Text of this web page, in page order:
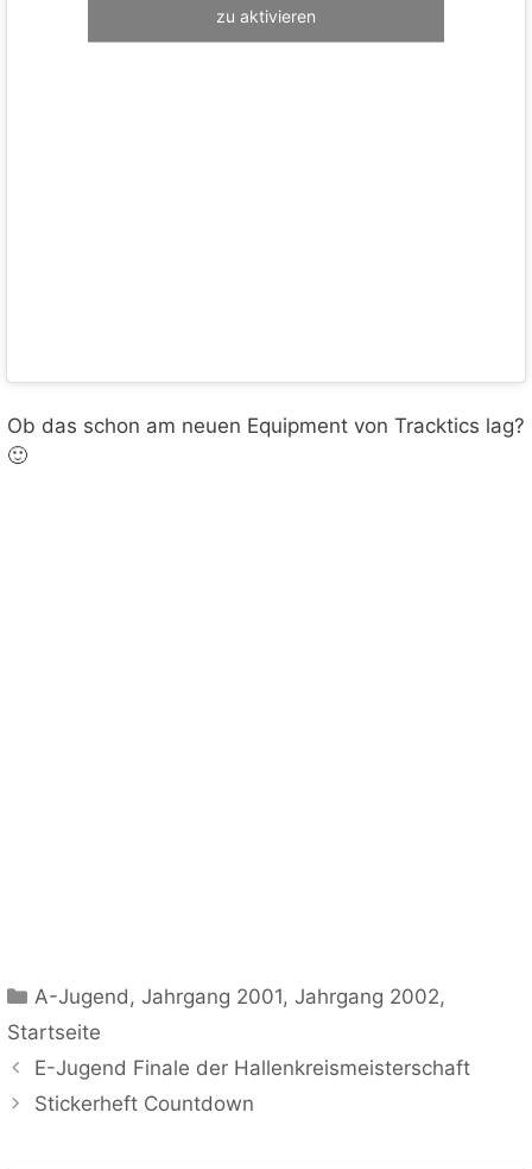
zu aktivieren
Ob das schon am neuen Equipment von Tracktics lag?
🙂
Kategorien
A-Jugend ,Jahrgang 2001,Jahrgang 2002,
Startseite
E-Jugend Finale der Hallenkreismeisterschaft
Stickerheft Countdown